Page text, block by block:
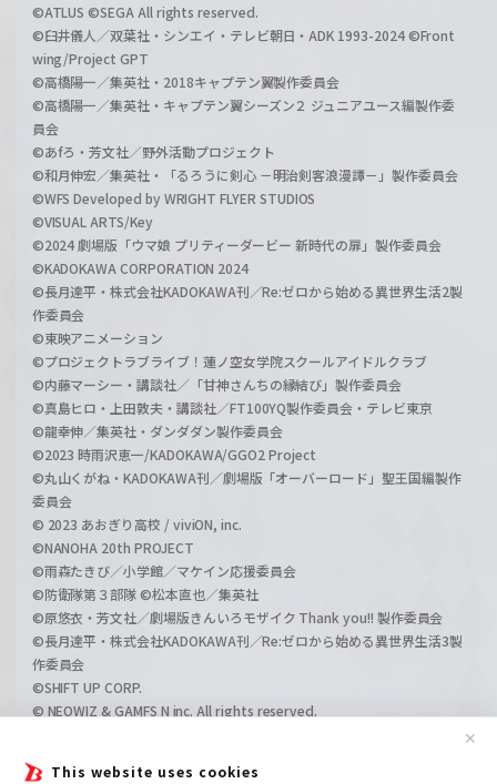
This website uses cookies
✕
©ATLUS ©SEGA All rights reserved.
©臼井儀人／双葉社・シンエイ・テレビ朝日・ADK 1993-2024 ©Front
wing/Project GPT
©高橋陽一／集英社・2018キャプテン翼製作委員会
©高橋陽一／集英社・キャプテン翼シーズン２ ジュニアユース編製作委
員会
©あfろ・芳文社／野外活動プロジェクト
©和月伸宏／集英社・「るろうに剣心 －明治剣客浪漫譚－」製作委員会
©WFS Developed by WRIGHT FLYER STUDIOS
©VISUAL ARTS/Key
©2024 劇場版「ウマ娘 プリティーダービー 新時代の扉」製作委員会
©KADOKAWA CORPORATION 2024
©長月達平・株式会社KADOKAWA刊／Re:ゼロから始める異世界生活2製
作委員会
©東映アニメーション
©プロジェクトラブライブ！蓮ノ空女学院スクールアイドルクラブ
©内藤マーシー・講談社／「甘神さんちの縁結び」製作委員会
©真島ヒロ・上田敦夫・講談社／FT100YQ製作委員会・テレビ東京
©龍幸伸／集英社・ダンダダン製作委員会
©2023 時雨沢恵一/KADOKAWA/GGO2 Project
©丸山くがね・KADOKAWA刊／劇場版「オーバーロード」聖王国編製作
委員会
© 2023 あおぎり高校 / viviON, inc.
©NANOHA 20th PROJECT
©雨森たきび／小学館／マケイン応援委員会
©防衛隊第３部隊 ©松本直也／集英社
©原悠衣・芳文社／劇場版きんいろモザイク Thank you!! 製作委員会
©長月達平・株式会社KADOKAWA刊／Re:ゼロから始める異世界生活3製
作委員会
©SHIFT UP CORP.
© NEOWIZ & GAMFS N inc. All rights reserved.
©GIRLS und PANZER Film Projekt